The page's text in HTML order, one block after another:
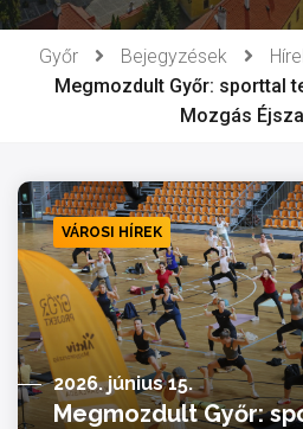
Győr Bejegyzések
Megmozdult Győr: sporttal
Mozgás
VÁROSI HÍREK
2026. június 15.
Megmozdult Győr: